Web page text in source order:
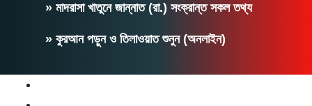
» মাদরাসা খাতুনে জান্নাত (রা.) সংক্রান্ত সকল তথ্য
» কুরআন পড়ুন ও তিলাওয়াত শুনুন (অনলাইন)